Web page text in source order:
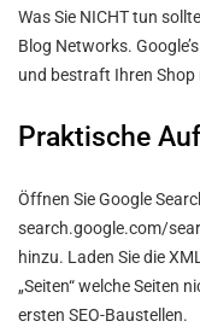
Was Sie NICHT tun
Blog Networks.
und bestraft Ihren
Praktische
Öffnen Sie Google
search.google.com/
hinzu. Laden Sie die
„Seiten“ welche Seiten
ersten SEO-Baustellen.